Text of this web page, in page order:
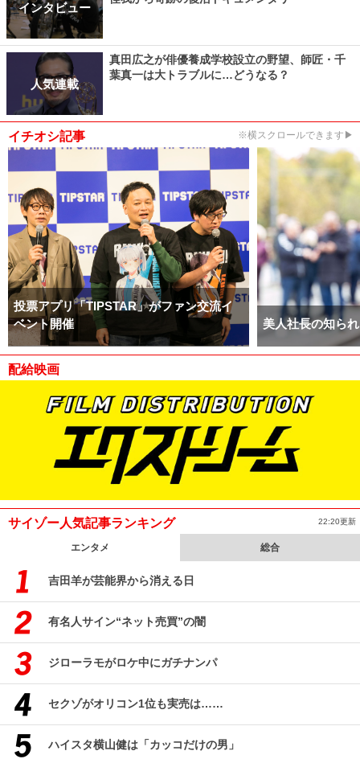
インタビュー
人気連載
真田広之が俳優養成学校設立の野望、師匠・千
葉真一は大トラブルに…どうなる？
イチオシ記事 ※横スクロールできます▶
投票アプリ「TIPSTAR」がファン交流イ
ベント開催
美人社長の知ら
配給映画
サイゾー人気記事ランキング 22:20更新
エンタメ 総合
吉田羊が芸能界から消える日
有名人サイン“ネット売買”の闇
ジローラモがロケ中にガチナンパ
セクゾがオリコン1位も実売は……
ハイスタ横山健は「カッコだけの男」